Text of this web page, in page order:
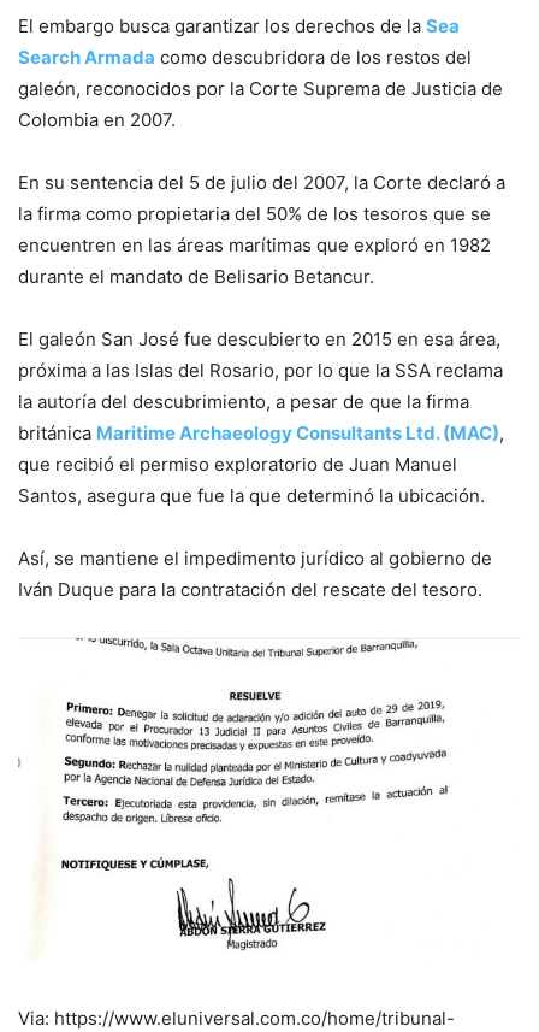
El embargo busca garantizar los derechos de la Sea
Search Armada como descubridora de los restos del
galeón, reconocidos por la Corte Suprema de Justicia de
Colombia en 2007.
En su sentencia del 5 de julio del 2007, la Corte declaró a
la firma como propietaria del 50% de los tesoros que se
encuentren en las áreas marítimas que exploró en 1982
durante el mandato de Belisario Betancur.
El galeón San José fue descubierto en 2015 en esa área,
próxima a las Islas del Rosario, por lo que la SSA reclama
la autoría del descubrimiento, a pesar de que la firma
británica Maritime Archaeology Consultants Ltd. (MAC),
que recibió el permiso exploratorio de Juan Manuel
Santos, asegura que fue la que determinó la ubicación.
Así, se mantiene el impedimento jurídico al gobierno de
Iván Duque para la contratación del rescate del tesoro.
Via: https://www.eluniversal.com.co/home/tribunal-